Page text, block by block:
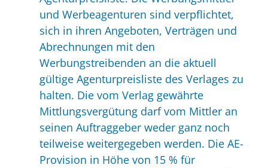
und Werbeagenturen sind verpflichtet,
sich in ihren Angeboten, Verträgen und
Abrechnungen mit den
Werbungstreibenden an die aktuell
gültige Agenturpreisliste des Verlages zu
halten. Die vom Verlag gewährte
Mittlungsvergütung darf vom Mittler an
seinen Auftraggeber weder ganz noch
teilweise weitergegeben werden. Die AE-
Provision in Höhe von 15 % für